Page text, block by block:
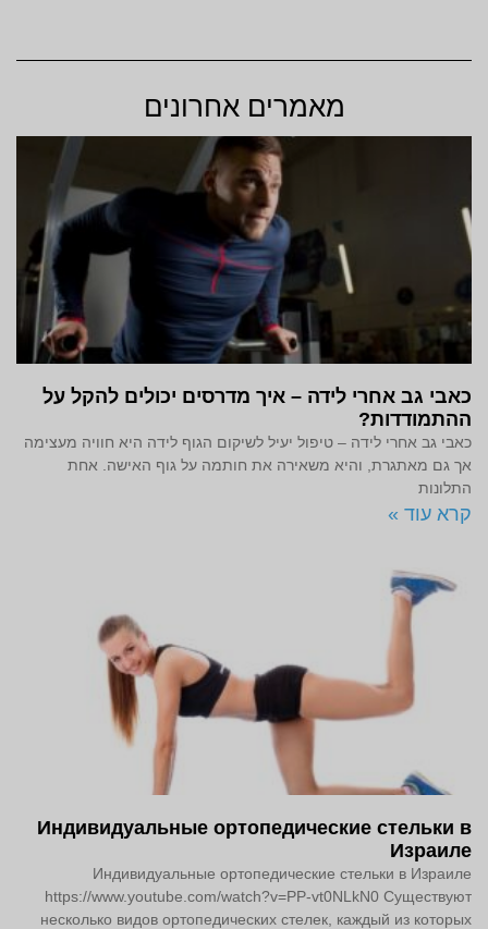
מאמרים אחרונים
כאבי גב אחרי לידה – איך מדרסים יכולים להקל על
ההתמודדות?
כאבי גב אחרי לידה – טיפול יעיל לשיקום הגוף לידה היא חוויה מעצימה
אך גם מאתגרת, והיא משאירה את חותמה על גוף האישה. אחת
התלונות
קרא עוד »
Индивидуальные ортопедические стельки в
Израиле
Индивидуальные ортопедические стельки в Израиле
https://www.youtube.com/watch?v=PP-vt0NLkN0 Существуют
несколько видов ортопедических стелек, каждый из которых